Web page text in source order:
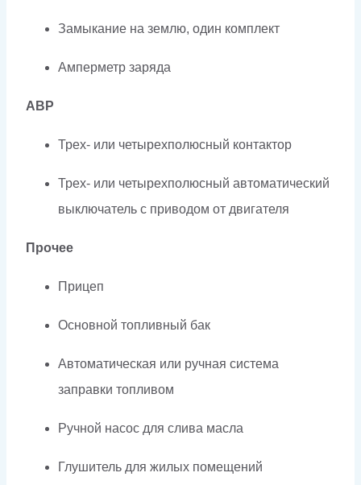
Замыкание на землю, один комплект
Амперметр заряда
АВР
Трех- или четырехполюсный контактор
Трех- или четырехполюсный автоматический
выключатель с приводом от двигателя
Прочее
Прицеп
Основной топливный бак
Автоматическая или ручная система
заправки топливом
Ручной насос для слива масла
Глушитель для жилых помещений